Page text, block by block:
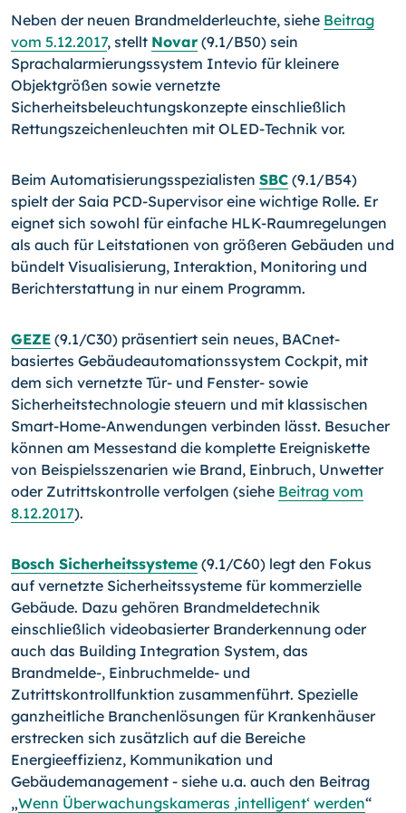
Neben der neuen Brandmelderleuchte, siehe Beitrag
vom 5.12.2017, stellt Novar (9.1/B50) sein
Sprachalarmierungssystem Intevio für kleinere
Objektgrößen sowie vernetzte
Sicherheitsbeleuchtungskonzepte einschließlich
Rettungszeichenleuchten mit OLED-Technik vor.
Beim Automatisierungsspezialisten SBC (9.1/B54)
spielt der Saia PCD-Supervisor eine wichtige Rolle. Er
eignet sich sowohl für einfache HLK-Raumregelungen
als auch für Leitstationen von größeren Gebäuden und
bündelt Visualisierung, Interaktion, Monitoring und
Berichterstattung in nur einem Programm.
GEZE (9.1/C30) präsentiert sein neues, BACnet-
basiertes Gebäudeautomationssystem Cockpit, mit
dem sich vernetzte Tür- und Fenster- sowie
Sicherheitstechnologie steuern und mit klassischen
Smart-Home-Anwendungen verbinden lässt. Besucher
können am Messestand die komplette Ereigniskette
von Beispielsszenarien wie Brand, Einbruch, Unwetter
oder Zutrittskontrolle verfolgen (siehe Beitrag vom
8.12.2017).
Bosch Sicherheitssysteme (9.1/C60) legt den Fokus
auf vernetzte Sicherheitssysteme für kommerzielle
Gebäude. Dazu gehören Brandmeldetechnik
einschließlich videobasierter Branderkennung oder
auch das Building Integration System, das
Brandmelde-, Einbruchmelde- und
Zutrittskontrollfunktion zusammenführt. Spezielle
ganzheitliche Branchenlösungen für Krankenhäuser
erstrecken sich zusätzlich auf die Bereiche
Energieeffizienz, Kommunikation und
Gebäudemanagement - siehe u.a. auch den Beitrag
„Wenn Überwachungskameras ,intelligent‘ werden“